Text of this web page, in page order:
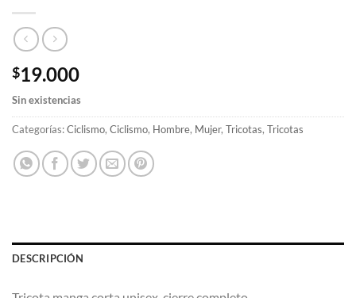
$19.000
Sin existencias
Categorías:Ciclismo, Ciclismo, Hombre, Mujer, Tricotas, Tricotas
DESCRIPCIÓN